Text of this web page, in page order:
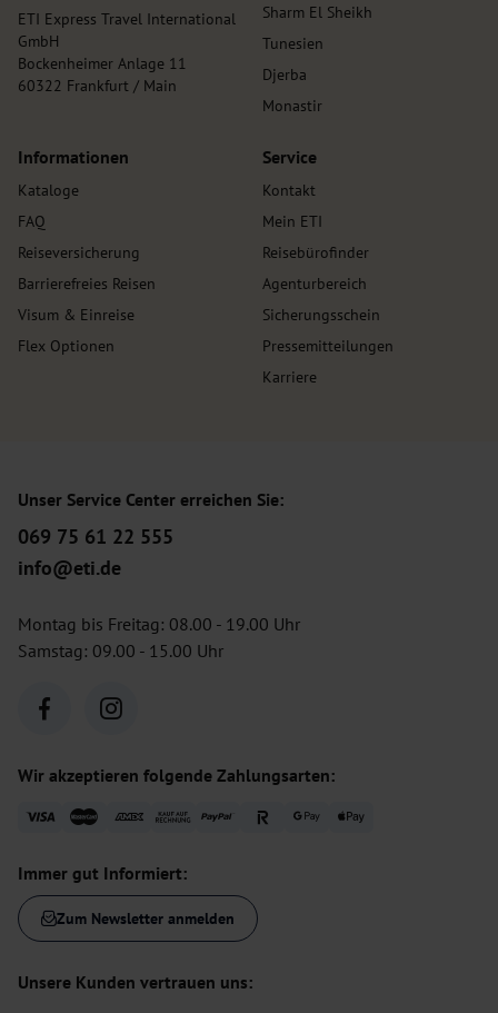
ETI Express Travel International
GmbH
Bockenheimer Anlage 11
60322 Frankfurt / Main
Sharm El Sheikh
Tunesien
Djerba
Monastir
Informationen
Kataloge
FAQ
Reiseversicherung
Barrierefreies Reisen
Visum & Einreise
Flex Optionen
Service
Kontakt
Mein ETI
Reisebürofinder
Agenturbereich
Sicherungsschein
Pressemitteilungen
Karriere
Unser Service Center erreichen Sie:
069 75 61 22 555
info@eti.de
Montag bis Freitag: 08.00 - 19.00 Uhr
Samstag: 09.00 - 15.00 Uhr
Wir akzeptieren folgende Zahlungsarten:
Immer gut Informiert:
Zum Newsletter anmelden
Unsere Kunden vertrauen uns: